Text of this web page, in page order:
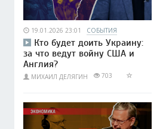
19.01.2026 23:01 СОБЫТИЯ
Кто будет доить Украину:
за что ведут войну США и
Англия?
МИХАИЛ ДЕЛЯГИН 703